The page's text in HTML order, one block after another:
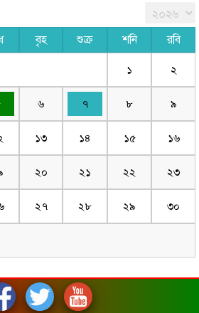
বৃহ শুক্র শনি রবি
১ ২
৬ ৭ ৮ ৯
১৩ ১৪ ১৫ ১৬
২০ ২১ ২২ ২৩
২৭ ২৮ ২৯ ৩০